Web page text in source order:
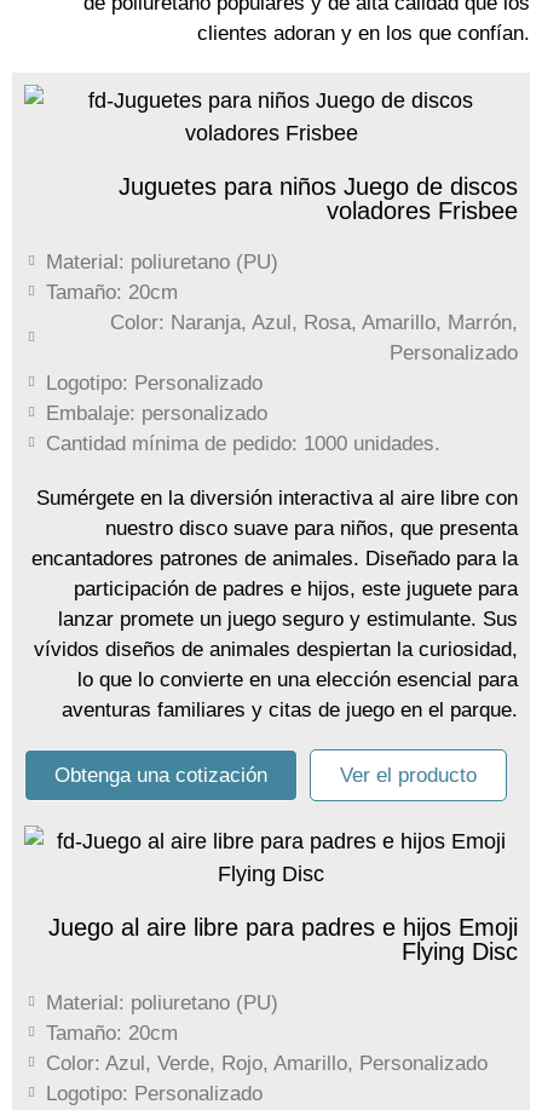
clientes adoran y en los que confían.
Juguetes para niños Juego de discos
voladores Frisbee
Material: poliuretano (PU)
Tamaño: 20cm
Color: Naranja, Azul, Rosa, Amarillo, Marrón,
Personalizado
Logotipo: Personalizado
Embalaje: personalizado
Cantidad mínima de pedido: 1000 unidades.
Sumérgete en la diversión interactiva al aire libre con
nuestro disco suave para niños, que presenta
encantadores patrones de animales. Diseñado para la
participación de padres e hijos, este juguete para
lanzar promete un juego seguro y estimulante. Sus
vívidos diseños de animales despiertan la curiosidad,
lo que lo convierte en una elección esencial para
aventuras familiares y citas de juego en el parque.
Obtenga una cotización Ver el producto
Juego al aire libre para padres e hijos Emoji
Flying Disc
Material: poliuretano (PU)
Tamaño: 20cm
Color: Azul, Verde, Rojo, Amarillo, Personalizado
Logotipo: Personalizado